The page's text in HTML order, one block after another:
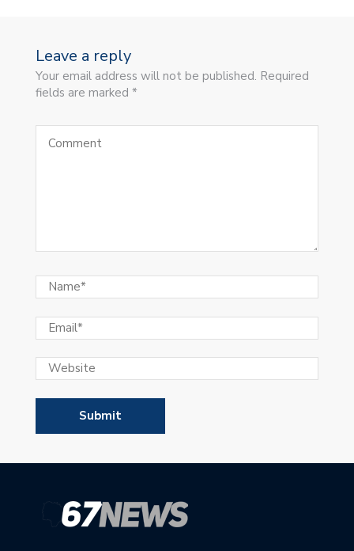
Leave a reply
Your email address will not be published. Required
fields are marked *